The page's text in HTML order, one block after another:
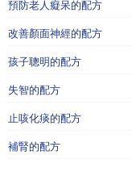
預防老人癡呆的配方
改善顏面神經的配方
孩子聰明的配方
失智的配方
止咳化痰的配方
補腎的配方